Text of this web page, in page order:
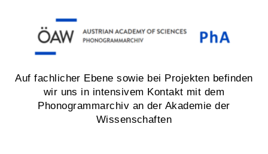
Auf fachlicher Ebene sowie bei Projekten befinden
wir uns in intensivem Kontakt mit dem
Phonogrammarchiv an der Akademie der
Wissenschaften